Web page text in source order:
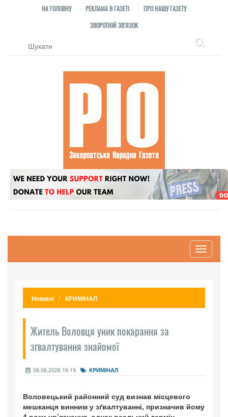
НА ГОЛОВНУ РЕКЛАМА В ГАЗЕТІ
ПРО НАШУ ГАЗЕТУ
ЗВОРОТНІЙ ЗВ'ЯЗОК
Toggle
Новини КРИМІНАЛ
Житель Воловця уник покарання за
зґвалтування знайомої
08.06.2026 16:19 КРИМІНАЛ
Воловецький районний суд визнав місцевого
мешканця винним у зґвалтуванні, призначив йому